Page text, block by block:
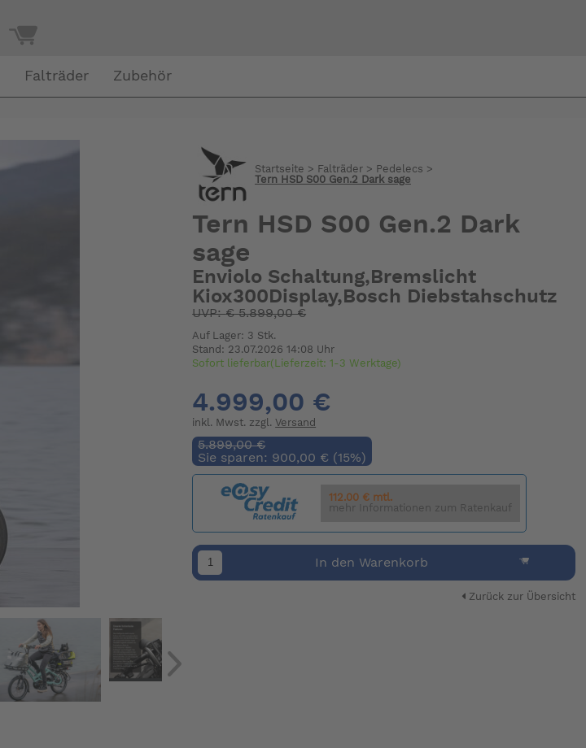
Falträder Zubehör
Startseite > Falträder> Pedelecs >
Tern HSD S00 Gen.2 Dark sage
Tern HSD S00 Gen.2 Dark
sage
Enviolo Schaltung,Bremslicht
Kiox300Display,Bosch Diebstahschutz
UVP:€5.899,00 €
Auf Lager: 3 Stk.
Stand: 23.07.2026 14:08 Uhr
Sofort lieferbar(Lieferzeit: 1-3 Werktage)
4.999,00 €
inkl. Mwst. zzgl. Versand
5.899,00 €
Sie sparen: 900,00 € (15%)
112.00 € mtl.
mehr Informationen zum Ratenkauf
In den Warenkorb
Zurück zur Übersicht